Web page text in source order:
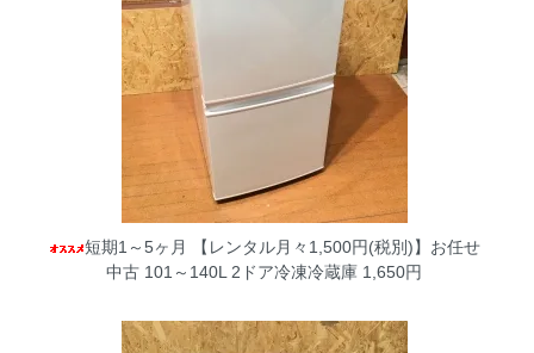
短期1～5ヶ月 【レンタル月々1,500円(税別)】お任せ
中古 101～140L 2ドア冷凍冷蔵庫 1,650円